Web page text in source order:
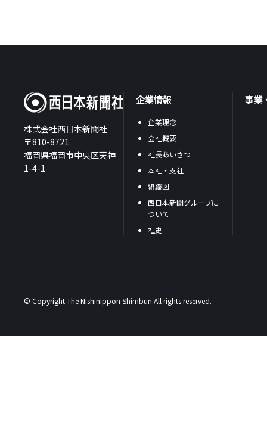
株式会社西日本新聞社
〒810-8721
福岡県福岡市中央区天神
1-4-1
企業情報
企業理念
会社概要
社長あいさつ
本社・支社
組織図
西日本新聞グループに
ついて
社史
事業
© Copyright The Nishinippon Shimbun.All rights reserved.